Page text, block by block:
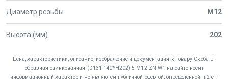
Диаметр резьбы М12
Высота (мм) 202
Цена, характеристики, описание, изображение и документация к товару Скоба U-
образная оцинкованная (D131-140*H202) 5 M12 ZN W1 на сайте носят
информационный характер и не являются публичной офертой, определенной п.2 ст.